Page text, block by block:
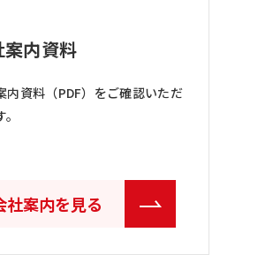
案内資料
内資料（PDF）をご確認いただ
社案内を見る